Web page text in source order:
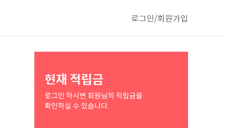
로그인/회원가입
현재 적립금
로그인 하시면 회원님의 적립금을
확인하실 수 있습니다.